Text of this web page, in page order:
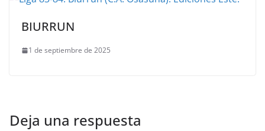
BIURRUN
1 de septiembre de 2025
Deja una respuesta